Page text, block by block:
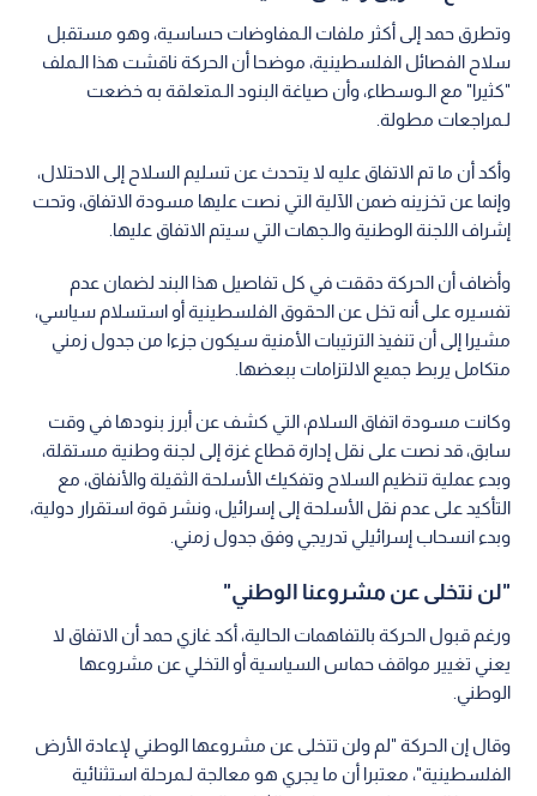
وتطرق حمد إلى أكثر ملفات الـمفاوضات حساسية، وهو مستقبل
سلاح الفصائل الفلسطينية، موضحا أن الحركة ناقشت هذا الـملف
"كثيرا" مع الـوسطاء، وأن صياغة البنود الـمتعلقة به خضعت
لـمراجعات مطولة.
وأكد أن ما تم الاتفاق عليه لا يتحدث عن تسليم السلاح إلى الاحتلال،
وإنما عن تخزينه ضمن الآلية التي نصت عليها مسودة الاتفاق، وتحت
إشراف اللجنة الوطنية والـجهات التي سيتم الاتفاق عليها.
وأضاف أن الحركة دققت في كل تفاصيل هذا البند لضمان عدم
تفسيره على أنه تخل عن الحقوق الفلسطينية أو استسلام سياسي،
مشيرا إلى أن تنفيذ الترتيبات الأمنية سيكون جزءا من جدول زمني
متكامل يربط جميع الالتزامات ببعضها.
وكانت مسودة اتفاق السلام، التي كشف عن أبرز بنودها في وقت
سابق، قد نصت على نقل إدارة قطاع غزة إلى لجنة وطنية مستقلة،
وبدء عملية تنظيم السلاح وتفكيك الأسلحة الثقيلة والأنفاق، مع
التأكيد على عدم نقل الأسلحة إلى إسرائيل، ونشر قوة استقرار دولية،
وبدء انسحاب إسرائيلي تدريجي وفق جدول زمني.
"لن نتخلى عن مشروعنا الوطني"
ورغم قبول الحركة بالتفاهمات الحالية، أكد غازي حمد أن الاتفاق لا
يعني تغيير مواقف حماس السياسية أو التخلي عن مشروعها
الوطني.
وقال إن الحركة "لم ولن تتخلى عن مشروعها الوطني لإعادة الأرض
الفلسطينية"، معتبرا أن ما يجري هو معالجة لـمرحلة استثنائية